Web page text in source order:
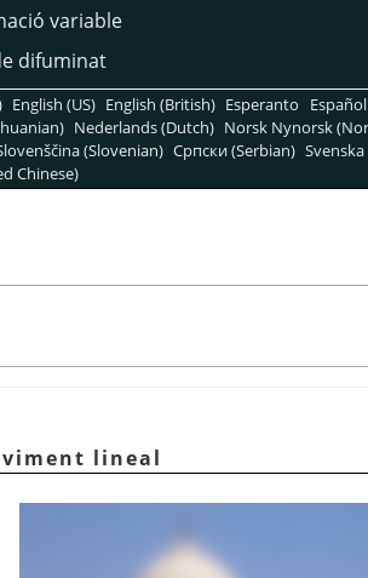
variable
difuminat
English (US) English (British) Esperanto
Nederlands (Dutch) Norsk Nynorsk
(Slovenian) Српски (Serbian)
Chinese)
lineal